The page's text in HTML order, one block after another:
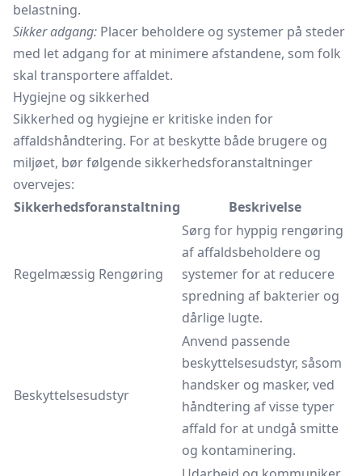
belastning.
Sikker adgang: Placer beholdere og systemer på steder
med let adgang for at minimere afstandene, som folk
skal transportere affaldet.
Hygiejne og sikkerhed
Sikkerhed og hygiejne er kritiske inden for
affaldshåndtering. For at beskytte både brugere og
miljøet, bør følgende sikkerhedsforanstaltninger
overvejes:
Sikkerhedsforanstaltning
Beskrivelse
Regelmæssig Rengøring
Sørg for hyppig rengøring
af affaldsbeholdere og
systemer for at reducere
spredning af bakterier og
dårlige lugte.
Beskyttelsesudstyr
Anvend passende
beskyttelsesudstyr, såsom
handsker og masker, ved
håndtering af visse typer
affald for at undgå smitte
og kontaminering.